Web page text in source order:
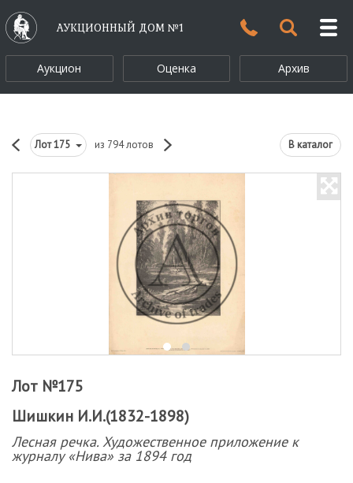
АУКЦИОННЫЙ ДОМ №1
Аукцион Оценка Архив
Лот175 из 794 лотов В каталог
Лот №175
Шишкин И.И.(1832-1898)
Лесная речка. Художественное приложение к
журналу «Нива» за 1894 год